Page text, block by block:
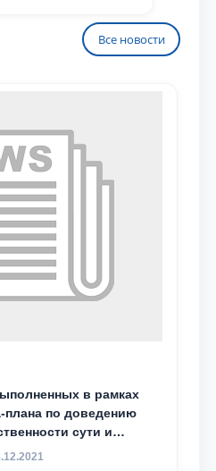
Все новости
в рамках
плана по доведению
сути и
определённых в